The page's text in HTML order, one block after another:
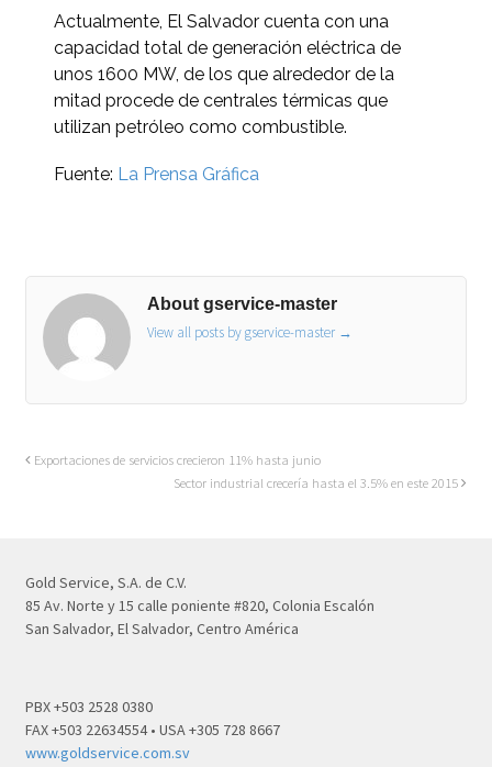
Actualmente, El Salvador cuenta con una
capacidad total de generación eléctrica de
unos 1600 MW, de los que alrededor de la
mitad procede de centrales térmicas que
utilizan petróleo como combustible.
Fuente: La Prensa Gráfica
About gservice-master
View all posts by gservice-master →
Exportaciones de servicios crecieron 11% hasta junio
Sector industrial crecería hasta el 3.5% en este 2015
Gold Service, S.A. de C.V.
85 Av. Norte y 15 calle poniente #820, Colonia Escalón
San Salvador, El Salvador, Centro América
PBX +503 2528 0380
FAX +503 22634554 • USA +305 728 8667
www.goldservice.com.sv